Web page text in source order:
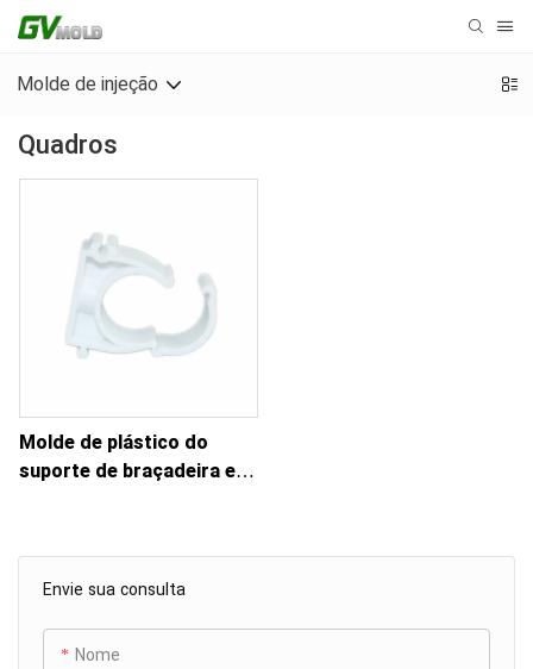
Molde de injeção
Quadros
Envie sua consulta
Nome
Molde de plástico do
suporte de braçadeira em